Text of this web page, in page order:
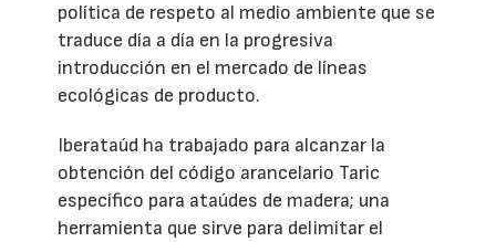
política de respeto al medio ambiente que se
traduce día a día en la progresiva
introducción en el mercado de líneas
ecológicas de producto.
Iberataúd ha trabajado para alcanzar la
obtención del código arancelario Taric
específico para ataúdes de madera; una
herramienta que sirve para delimitar el